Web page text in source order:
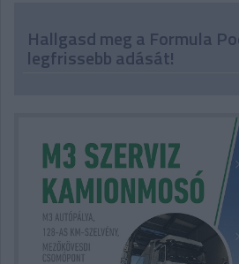
Hallgasd meg a Formula
legfrissebb adását!